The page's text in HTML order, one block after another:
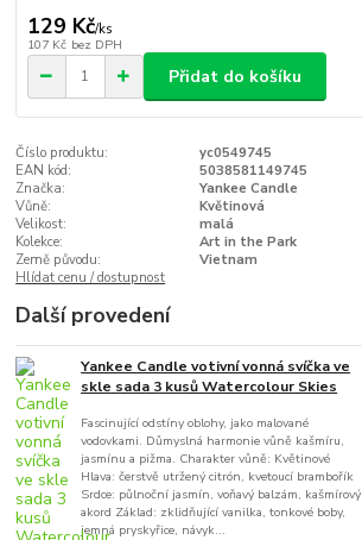
129 Kč/ks
107 Kč bez DPH
Přidat do košíku
Číslo produktu:
yc0549745
EAN kód:
5038581149745
Značka:
Yankee Candle
Vůně:
Květinová
Velikost:
malá
Kolekce:
Art in the Park
Země původu:
Vietnam
Hlídat cenu / dostupnost
Další provedení
Yankee Candle votivní vonná svíčka ve
skle sada 3 kusů Watercolour Skies
Fascinující odstíny oblohy, jako malované
vodovkami. Důmyslná harmonie vůně kašmíru,
jasmínu a pižma. Charakter vůně: Květinové
Hlava: čerstvě utržený citrón, kvetoucí brambořík
Srdce: půlnoční jasmín, voňavý balzám, kašmírový
akord Základ: zklidňující vanilka, tonkové boby,
jemná pryskyřice, návyk...